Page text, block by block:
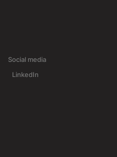
Social media
LinkedIn